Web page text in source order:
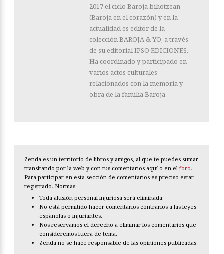
2017 el ciclo Baroja bihotzean
(Baroja en el corazón) y en la
actualidad es editor de la
colección BAROJA & YO, a través
de su editorial IPSO EDICIONES.
Ha coordinado y participado en
varios actos culturales
relacionados con la memoria y
obra de la familia Baroja.
Zenda es un territorio de libros y amigos, al que te puedes sumar
transitando por la web y con tus comentarios aquí o en el foro.
Para participar en esta sección de comentarios es preciso estar
registrado. Normas:
Toda alusión personal injuriosa será eliminada.
No está permitido hacer comentarios contrarios a las leyes
españolas o injuriantes.
Nos reservamos el derecho a eliminar los comentarios que
consideremos fuera de tema.
Zenda no se hace responsable de las opiniones publicadas.